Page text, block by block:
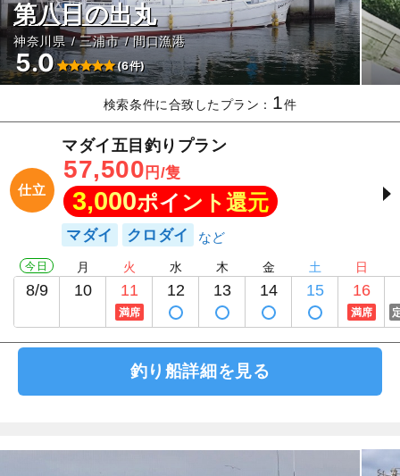
第八日の出丸
神奈川県 三浦市 間口漁港
5.0 (6件)
検索条件に合致したプラン： 1件
仕立
マダイ五目釣りプラン
57,500 円/隻
3,000ポイント還元
マダイ クロダイ
今日
8/9
月
10
火
11
満席
水
12
木
13
金
14
土
15
日
16
満席
釣り船詳細を見る